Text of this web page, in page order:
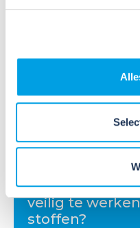
Jul
VIB of WIK?
veilig te
stoffen?